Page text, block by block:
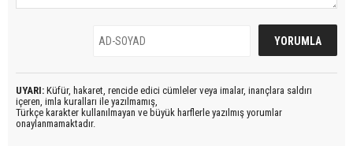
UYARI: Küfür, hakaret, rencide edici cümleler veya imalar, inançlara saldırı
içeren, imla kuralları ile yazılmamış,
Türkçe karakter kullanılmayan ve büyük harflerle yazılmış yorumlar
onaylanmamaktadır.